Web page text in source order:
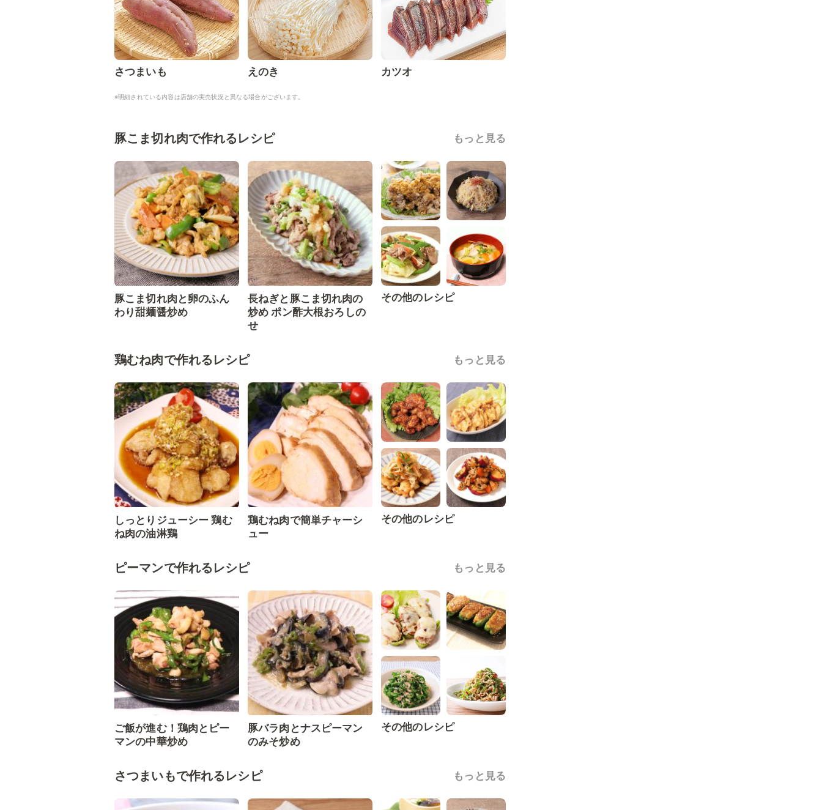
さつまいも えのき カツオ
※明細されている内容は店舗の実売状況と異なる場合がございます。
豚こま切れ肉で作れるレシピ もっと見る
豚こま切れ肉と卵のふん
わり甜麺醤炒め
長ねぎと豚こま切れ肉の
炒め ポン酢大根おろしの
せ
その他のレシピ
鶏むね肉で作れるレシピ もっと見る
しっとりジューシー 鶏む
ね肉の油淋鶏
鶏むね肉で簡単チャーシ
ュー
その他のレシピ
ピーマンで作れるレシピ もっと見る
ご飯が進む！鶏肉とピー
マンの中華炒め
豚バラ肉とナスピーマン
のみそ炒め
その他のレシピ
さつまいもで作れるレシピ もっと見る